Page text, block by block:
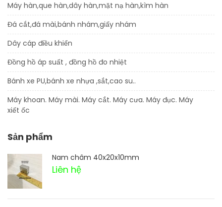
Máy hàn,que hàn,dây hàn,mặt nạ hàn,kìm hàn
Đá cắt,đá mài,bánh nhám,giấy nhám
Dây cáp điều khiển
Đồng hồ áp suất , đồng hồ đo nhiệt
Bánh xe PU,bánh xe nhựa ,sắt,cao su..
Máy khoan. Máy mài. Máy cắt. Máy cưa. Máy đục. Máy
xiết ốc
Sản phẩm
Nam châm 40x20x10mm
Liên hệ